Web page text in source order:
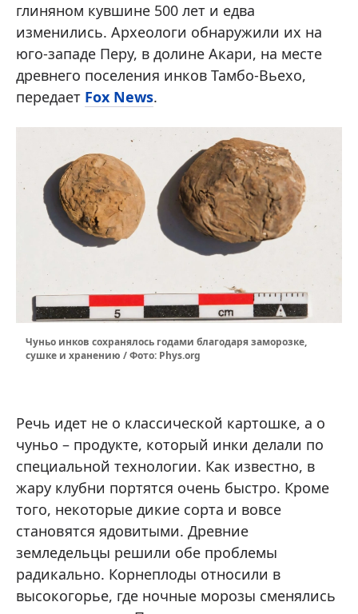
глиняном кувшине 500 лет и едва
изменились. Археологи обнаружили их на
юго-западе Перу, в долине Акари, на месте
древнего поселения инков Тамбо-Вьехо,
передает Fox News.
Чуньо инков сохранялось годами благодаря заморозке,
сушке и хранению / Фото: Phys.org
Речь идет не о классической картошке, а о
чуньо – продукте, который инки делали по
специальной технологии. Как известно, в
жару клубни портятся очень быстро. Кроме
того, некоторые дикие сорта и вовсе
становятся ядовитыми. Древние
земледельцы решили обе проблемы
радикально. Корнеплоды относили в
высокогорье, где ночные морозы сменялись